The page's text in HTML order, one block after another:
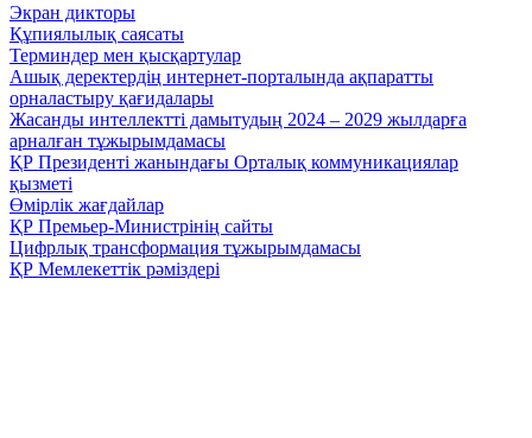
Экран дикторы
Құпиялылық саясаты
Терминдер мен қысқартулар
Ашық деректердің интернет-порталында ақпаратты
орналастыру қағидалары
Жасанды интеллектті дамытудың 2024 – 2029 жылдарға
арналған тұжырымдамасы
ҚР Президенті жанындағы Орталық коммуникациялар
қызметі
Өмірлік жағдайлар
ҚР Премьер-Министрінің сайты
Цифрлық трансформация тұжырымдамасы
ҚР Мемлекеттік рәміздері